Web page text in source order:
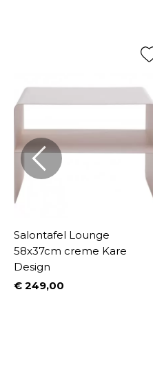
Salontafel Lounge
58x37cm creme Kare
Design
Prijs
€ 249,00